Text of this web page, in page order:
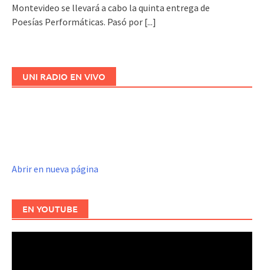
Montevideo se llevará a cabo la quinta entrega de
Poesías Performáticas. Pasó por [...]
UNI RADIO EN VIVO
Abrir en nueva página
EN YOUTUBE